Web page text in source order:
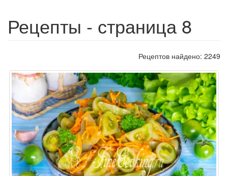
Рецепты - страница 8
Рецептов найдено: 2249